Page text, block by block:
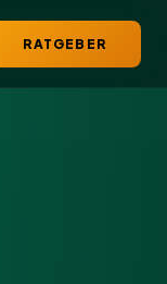
RATGEBER